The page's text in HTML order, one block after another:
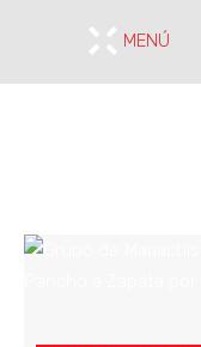
MENÚ